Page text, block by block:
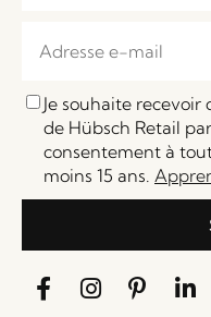
Je souhaite recevoir
de Hübsch Retail
consentement à
moins 15 ans.